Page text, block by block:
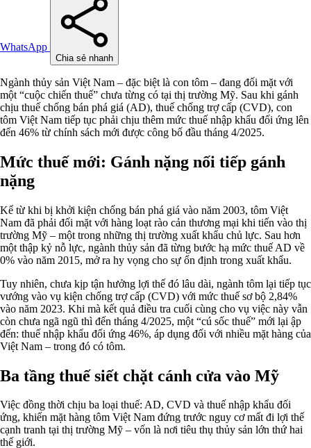
WhatsApp
Chia sẻ nhanh
Ngành thủy sản Việt Nam – đặc biệt là con tôm – đang đối mặt với
một “cuộc chiến thuế” chưa từng có tại thị trường Mỹ. Sau khi gánh
chịu thuế chống bán phá giá (AD), thuế chống trợ cấp (CVD), con
tôm Việt Nam tiếp tục phải chịu thêm mức thuế nhập khẩu đối ứng lên
đến 46% từ chính sách mới được công bố đầu tháng 4/2025.
Mức thuế mới: Gánh nặng nối tiếp gánh
nặng
Kể từ khi bị khởi kiện chống bán phá giá vào năm 2003, tôm Việt
Nam đã phải đối mặt với hàng loạt rào cản thương mại khi tiến vào thị
trường Mỹ – một trong những thị trường xuất khẩu chủ lực. Sau hơn
một thập kỷ nỗ lực, ngành thủy sản đã từng bước hạ mức thuế AD về
0% vào năm 2015, mở ra hy vọng cho sự ổn định trong xuất khẩu.
Tuy nhiên, chưa kịp tận hưởng lợi thế đó lâu dài, ngành tôm lại tiếp tục
vướng vào vụ kiện chống trợ cấp (CVD) với mức thuế sơ bộ 2,84%
vào năm 2023. Khi mà kết quả điều tra cuối cùng cho vụ việc này vẫn
còn chưa ngã ngũ thì đến tháng 4/2025, một “cú sốc thuế” mới lại ập
đến: thuế nhập khẩu đối ứng 46%, áp dụng đối với nhiều mặt hàng của
Việt Nam – trong đó có tôm.
Ba tầng thuế siết chặt cánh cửa vào Mỹ
Việc đồng thời chịu ba loại thuế: AD, CVD và thuế nhập khẩu đối
ứng, khiến mặt hàng tôm Việt Nam đứng trước nguy cơ mất đi lợi thế
cạnh tranh tại thị trường Mỹ – vốn là nơi tiêu thụ thủy sản lớn thứ hai
thế giới.